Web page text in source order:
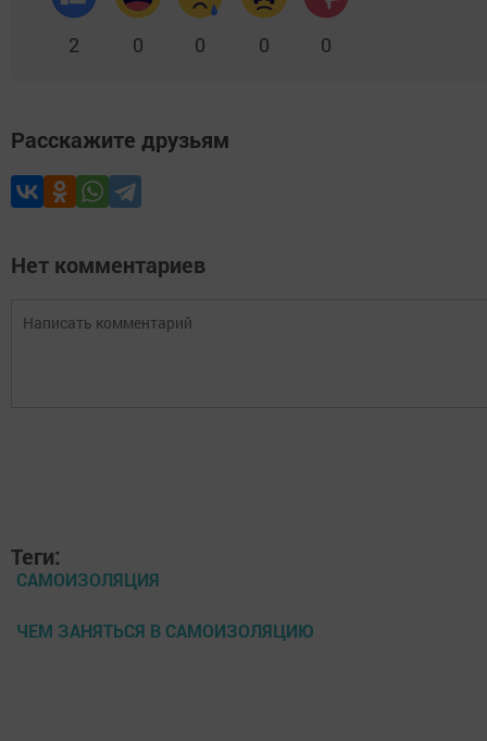
2 0 0 0 0
Расскажите друзьям
Нет комментариев
Теги:
САМОИЗОЛЯЦИЯ
ЧЕМ ЗАНЯТЬСЯ В САМОИЗОЛЯЦИЮ